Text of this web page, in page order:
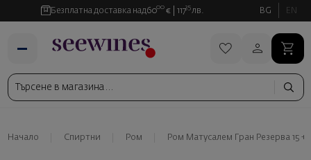
Безплатна доставка над6000 € 11735 лв. BG EN
Начало Спиртни Ром Ром Матусалем Гран Резерва 15 +